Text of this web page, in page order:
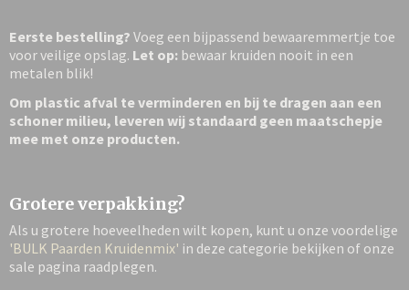
Eerste bestelling? Voeg een bijpassend bewaaremmertje toe
voor veilige opslag. Let op: bewaar kruiden nooit in een
metalen blik!
Om plastic afval te verminderen en bij te dragen aan een
schoner milieu, leveren wij standaard geen maatschepje
mee met onze producten.
Grotere verpakking?
Als u grotere hoeveelheden wilt kopen, kunt u onze voordelige
'BULK Paarden Kruidenmix' in deze categorie bekijken of onze
sale pagina raadplegen.